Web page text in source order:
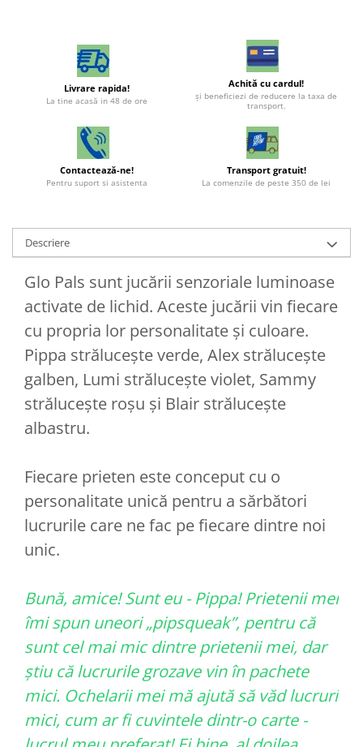
Livrare rapida!
La tine acasă in 48 de ore
Achită cu cardul!
şi beneficiezi de reducere la taxa de
transport.
Contactează-ne!
Pentru suport si asistenta
Transport gratuit!
La comenzile de peste 350 de lei
Descriere
Glo Pals sunt jucării senzoriale luminoase
activate de lichid. Aceste jucării vin fiecare
cu propria lor personalitate și culoare.
Pippa strălucește verde, Alex strălucește
galben, Lumi strălucește violet, Sammy
strălucește roșu și Blair strălucește
albastru.
Fiecare prieten este conceput cu o
personalitate unică pentru a sărbători
lucrurile care ne fac pe fiecare dintre noi
unic.
Bună, amice! Sunt eu - Pippa! Prietenii mei
îmi spun uneori „pipsqueak”, pentru că
sunt cel mai mic dintre prietenii mei, dar
știu că lucrurile grozave vin în pachete
mici. Ochelarii mei mă ajută să văd lucruri
mici, cum ar fi cuvintele dintr-o carte -